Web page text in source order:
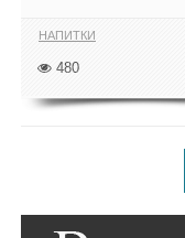
НАПИТКИ
480